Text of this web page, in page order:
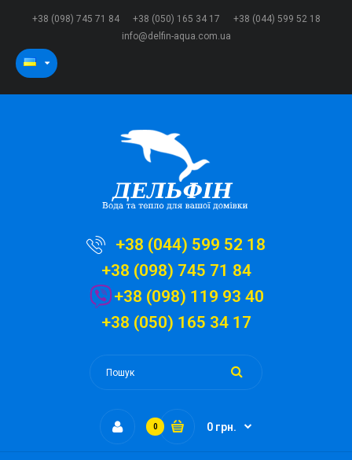
+38 (098) 745 71 84 +38 (050) 165 34 17
+38 (044) 599 52 18
info@delfin-aqua.com.ua
+38 (044) 599 52 18
+38 (098) 745 71 84
+38 (098) 119 93 40
+38 (050) 165 34 17
0 0 грн.